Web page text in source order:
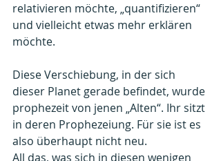
relativieren möchte, „quantifizieren“
und vielleicht etwas mehr erklären
möchte.
Diese Verschiebung, in der sich
dieser Planet gerade befindet, wurde
prophezeit von jenen „Alten“. Ihr sitzt
in deren Prophezeiung. Für sie ist es
also überhaupt nicht neu.
All das, was sich in diesen wenigen